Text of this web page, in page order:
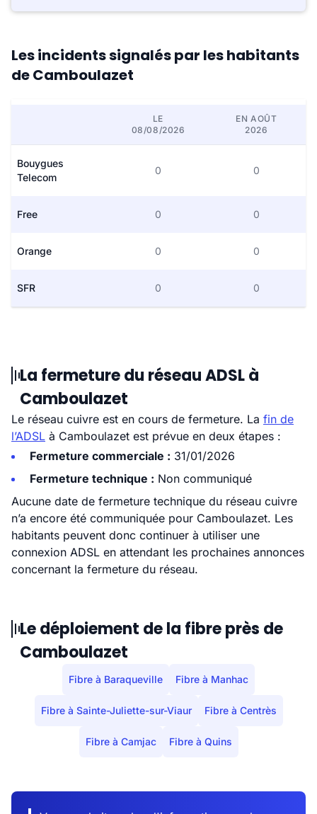
Les incidents signalés par les habitants
de Camboulazet
LE
08/08/2026
EN AOÛT
2026
Bouygues
Telecom
0 0
Free 0 0
Orange 0 0
SFR 0 0
La fermeture du réseau ADSL à
Camboulazet
Le réseau cuivre est en cours de fermeture. La fin de
l’ADSL à Camboulazet est prévue en deux étapes :
Fermeture commerciale : 31/01/2026
Fermeture technique : Non communiqué
Aucune date de fermeture technique du réseau cuivre
n’a encore été communiquée pour Camboulazet. Les
habitants peuvent donc continuer à utiliser une
connexion ADSL en attendant les prochaines annonces
concernant la fermeture du réseau.
Le déploiement de la fibre près de
Camboulazet
Fibre à Baraqueville Fibre à Manhac
Fibre à Sainte-Juliette-sur-Viaur Fibre à Centrès
Fibre à Camjac Fibre à Quins